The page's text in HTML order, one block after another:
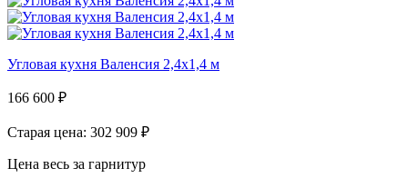
Угловая кухня Валенсия 2,4х1,4 м
166 600 ₽
Старая цена: 302 909 ₽
Цена весь за гарнитур